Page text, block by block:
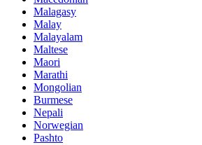
Malagasy
Malay
Malayalam
Maltese
Maori
Marathi
Mongolian
Burmese
Nepali
Norwegian
Pashto